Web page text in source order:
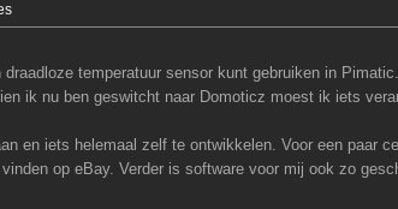
draadloze temperatuur sensor kunt gebruiken in
ik nu ben geswitcht naar Domoticz moest ik iets
en iets helemaal zelf te ontwikkelen. Voor een paar
op eBay. Verder is software voor mij ook zo